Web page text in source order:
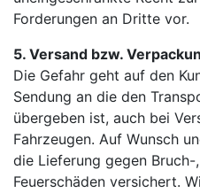
Forderungen an Dritte vor.
5. Versand bzw.
Die Gefahr geht auf den
Sendung an die den
übergeben ist, auch bei
Fahrzeugen. Auf Wunsch
die Lieferung gegen
Feuerschäden versichert.